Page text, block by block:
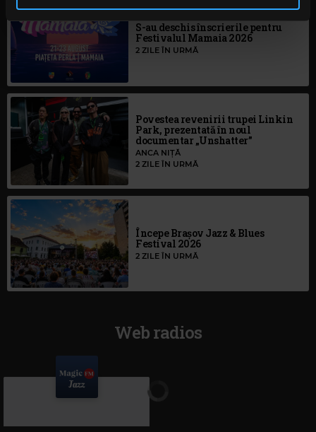
continuați să utilizați website-ul nostru, sunteți de acord
cu utilizarea modulelor noastre cookie.
S-au deschis înscrierile pentru
Festivalul Mamaia 2026
2 ZILE ÎN URMĂ
Povestea revenirii trupei Linkin
Park, prezentată în noul
documentar „Unshatter”
ANCA NIȚĂ
2 ZILE ÎN URMĂ
Începe Brașov Jazz & Blues
Festival 2026
2 ZILE ÎN URMĂ
Web radios